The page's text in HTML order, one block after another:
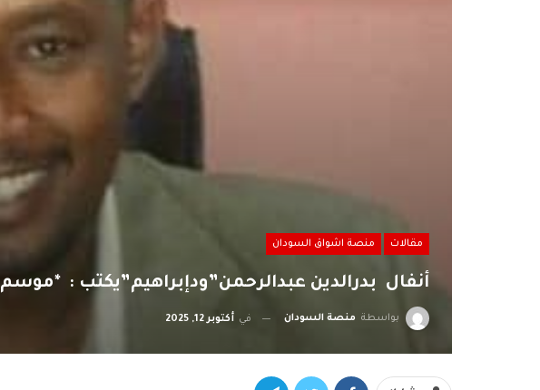
مقالات منصة اشواق السودان
أنفال بدرالدين عبدالرحمن”ودإبراهيم”يكتب :
بواسطة منصة السودان في أكتوبر 12, 2025